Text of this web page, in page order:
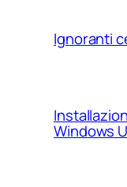
Ignoranti
Windows